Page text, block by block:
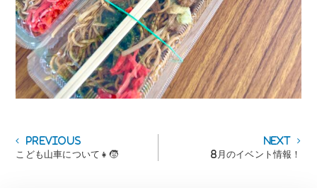
投
稿
PreviousPrevious
post:
こども山車について👧🧒
Next
8月のイベント情報！